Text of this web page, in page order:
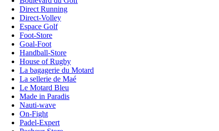
Direct Running
Direct-Volley
Espace Golf
Foot-Store
Goal-Foot
Handball-Store
House of Rugby
La bagagerie du Motard
La sellerie de Maé
Le Motard Bleu
Made in Paradis
Nauti-wave
On-Fight
Padel-Expert